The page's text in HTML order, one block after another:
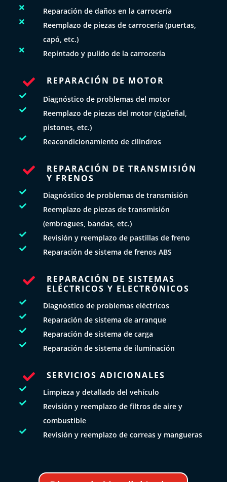
 Reparación de daños en la carrocería

Reemplazo de piezas de carrocería (puertas,
capó, etc.)
 Repintado y pulido de la carrocería
 REPARACIÓN DE MOTOR
 Diagnóstico de problemas del motor

Reemplazo de piezas del motor (cigüeñal,
pistones, etc.)
 Reacondicionamiento de cilindros

REPARACIÓN DE TRANSMISIÓN
Y FRENOS
 Diagnóstico de problemas de transmisión

Reemplazo de piezas de transmisión
(embragues, bandas, etc.)
 Revisión y reemplazo de pastillas de freno
 Reparación de sistema de frenos ABS

REPARACIÓN DE SISTEMAS
ELÉCTRICOS Y ELECTRÓNICOS
 Diagnóstico de problemas eléctricos
 Reparación de sistema de arranque
 Reparación de sistema de carga
 Reparación de sistema de iluminación
 SERVICIOS ADICIONALES
 Limpieza y detallado del vehículo

Revisión y reemplazo de filtros de aire y
combustible
 Revisión y reemplazo de correas y mangueras